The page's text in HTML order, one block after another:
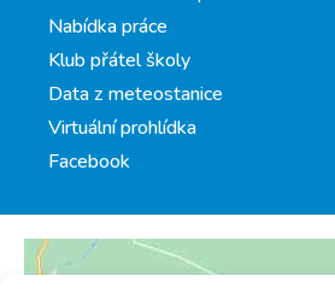
Nabídka práce
Klub přátel školy
Data z meteostanice
Virtuální prohlídka
Facebook